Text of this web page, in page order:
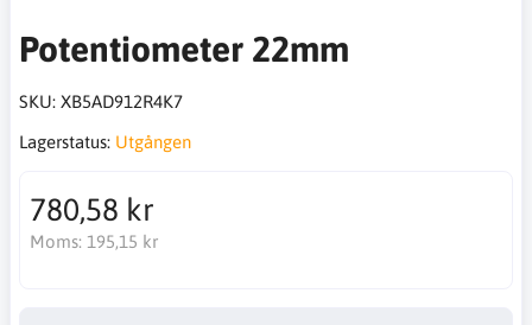
Potentiometer 22mm
SKU: XB5AD912R4K7
Lagerstatus: Utgången
780,58 kr
Moms: 195,15 kr